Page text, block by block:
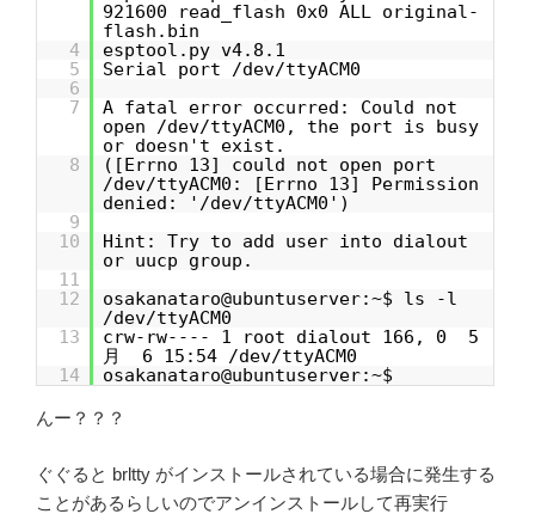
921600 read_flash 0x0 ALL original-
flash.bin
4
esptool.py v4.8.1
5
Serial port /dev/ttyACM0
6
7
A fatal error occurred: Could not
open /dev/ttyACM0, the port is busy
or doesn't exist.
8
([Errno 13] could not open port
/dev/ttyACM0: [Errno 13] Permission
denied: '/dev/ttyACM0')
9
10
Hint: Try to add user into dialout
or uucp group.
11
12
osakanataro@ubuntuserver:~$ ls -l
/dev/ttyACM0
13
crw-rw---- 1 root dialout 166, 0 5
月 6 15:54 /dev/ttyACM0
14
osakanataro@ubuntuserver:~$
んー？？？
ぐぐると brltty がインストールされている場合に発生する
ことがあるらしいのでアンインストールして再実行